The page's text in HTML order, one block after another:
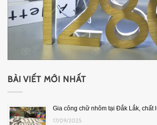
BÀI VIẾT MỚI NHẤT
Gia công chữ nhôm tại Đắk Lắk, chất
17/09/2025